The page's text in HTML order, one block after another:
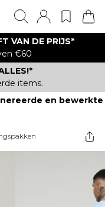
VAN DE PRIJS*
€60
items.
en bewerkte